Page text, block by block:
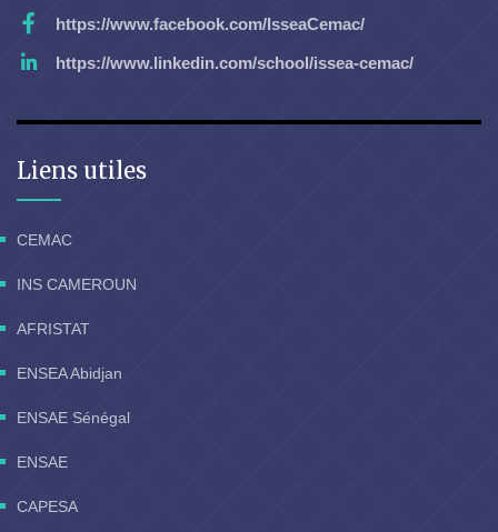
https://www.facebook.com/IsseaCemac/
https://www.linkedin.com/school/issea-cemac/
Liens utiles
CEMAC
INS CAMEROUN
AFRISTAT
ENSEA Abidjan
ENSAE Sénégal
ENSAE
CAPESA